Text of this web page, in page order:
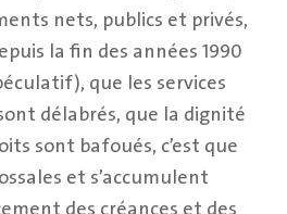
nets, publics et privés,
la fin des années 1990
que les services
délabrés, que la dignité
sont bafoués, c’est que
et s’accumulent